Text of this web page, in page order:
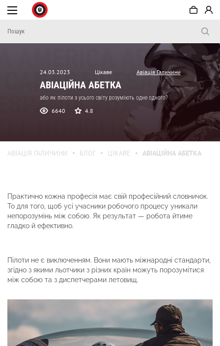
24.03.2023 Цікаве Авіація Галичини
АВІАЦІЙНА АБЕТКА
або як пілоти з усього світу розуміють одне одного?
6640 4.8
АВІАЦІЯ ГАЛИЧИНИ БЛОГ ЦІКАВЕ АВІАЦІЙНА АБЕТКА
Практично кожна професія має свій професійний словничок.
То для того, щоб усі учасники робочого процесу уникали
непорозумінь між собою. Як результат — робота йтиме
гладко й ефективно.
Пілоти не є виключенням. Вони мають міжнародні стандарти,
згідно з якими льотчики з різних країн можуть порозумітися
між собою та з диспетчерами летовищ.